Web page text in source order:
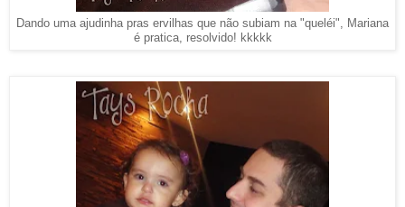
Dando uma ajudinha pras ervilhas que não subiam na "queléi", Mariana
é pratica, resolvido! kkkkk